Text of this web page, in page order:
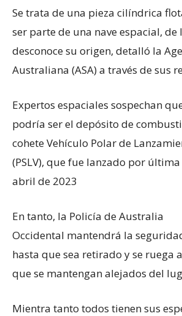
Se trata de una pieza cilíndrica
ser parte de una nave espacial, de
desconoce su origen, detalló la
Australiana (ASA) a través de sus
Expertos espaciales sospechan
podría ser el depósito de
cohete Vehículo Polar de
(PSLV), que fue lanzado por última
abril de 2023
En tanto, la Policía de Australia
Occidental mantendrá la
hasta que sea retirado y se ruega
que se mantengan alejados del
Mientra tanto todos tienen sus